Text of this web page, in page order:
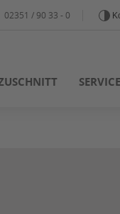
02351 / 90 33 - 0